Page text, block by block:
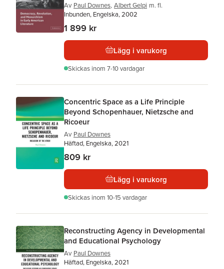
Av Paul Downes, Albert Gelpi m. fl.
Inbunden, Engelska, 2002
1 899 kr
Lägg i varukorg
Skickas inom 7-10 vardagar
Concentric Space as a Life Principle
Beyond Schopenhauer, Nietzsche and
Ricoeur
Av Paul Downes
Häftad, Engelska, 2021
809 kr
Lägg i varukorg
Skickas inom 10-15 vardagar
Reconstructing Agency in Developmental
and Educational Psychology
Av Paul Downes
Häftad, Engelska, 2021